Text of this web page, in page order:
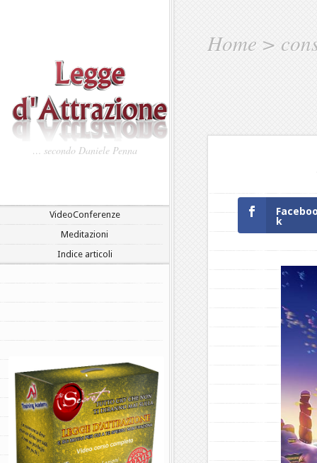
… secondo Daniele Penna
VideoConferenze
Meditazioni
Indice articoli
.
Home >
k